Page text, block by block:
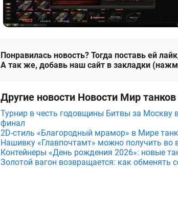
Понравилась новость? Тогда поставь ей
А так же, добавь наш сайт в закладки
Другие новости Новости Мир танков
Турнир в честь годовщины Битвы за Москву
финал
2D-стиль «Благородный мрамор» в Мире
Нашивку «Главпочтамт» можно получить
Контейнеры «День рождения 2026»: новые
Золотой вагон возвращается: как